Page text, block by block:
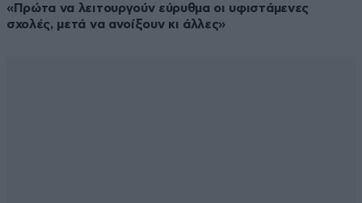
«Πρώτα να λειτουργούν εύρυθμα οι υφιστάμενες
σχολές, μετά να ανοίξουν κι άλλες»